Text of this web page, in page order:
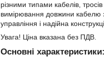
різними типами кабелів,
вимірювання довжини кабелю
управління і надійна
Увага! Ціна вказана без ПДВ.
Основні характеристики: